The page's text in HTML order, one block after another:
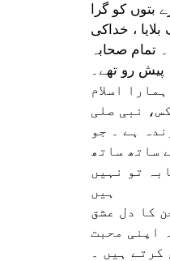
کو گرا
، خداکی
تمام صحابہ
رو تھے۔
اسلام
نبی صلی
ہے ۔ جو
ساتھ ساتھ
تو نہیں
ہیں
کا دل عشق
اپنی محبت
کرتے ہیں ۔